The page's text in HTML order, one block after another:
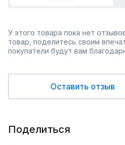
У этого товара пока нет
товар, поделитесь своим
покупатели будут вам
Оставить отзыв
Поделиться